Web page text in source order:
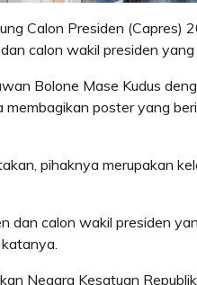
Calon Presiden (Capres)
calon wakil presiden
Bolone Mase Kudus
poster yang
pihaknya merupakan
dan calon wakil presiden
Negara Kesatuan